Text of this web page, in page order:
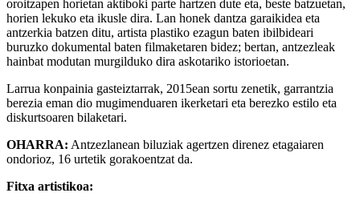
oroitzapen horietan aktiboki parte hartzen dute eta, beste batzuetan,
horien lekuko eta ikusle dira. Lan honek dantza garaikidea eta
antzerkia batzen ditu, artista plastiko ezagun baten ibilbideari
buruzko dokumental baten filmaketaren bidez; bertan, antzezleak
hainbat modutan murgilduko dira askotariko istorioetan.
Larrua konpainia gasteiztarrak, 2015ean sortu zenetik, garrantzia
berezia eman dio mugimenduaren ikerketari eta berezko estilo eta
diskurtsoaren bilaketari.
OHARRA: Antzezlanean biluziak agertzen direnez etagaiaren
ondorioz, 16 urtetik gorakoentzat da.
Fitxa artistikoa: